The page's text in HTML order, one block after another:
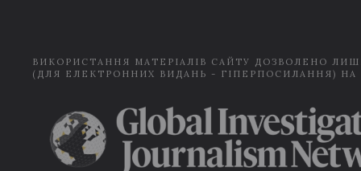
ВИКОРИСТАННЯ МАТЕРІАЛІВ САЙТУ ДОЗВОЛЕНО
(ДЛЯ ЕЛЕКТРОННИХ ВИДАНЬ - ГІПЕРПОСИЛАННЯ) НА